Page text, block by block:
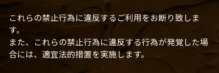
これらの禁止行為に違反するご利用をお断り致しま
す。
また、これらの禁止行為に違反する行為が発覚した場
合には、適宜法的措置を実施します。